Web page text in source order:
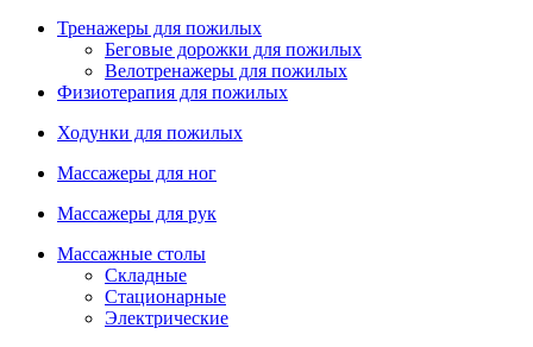
Тренажеры для пожилых
Беговые дорожки для пожилых
Велотренажеры для пожилых
Физиотерапия для пожилых
Ходунки для пожилых
Массажеры для ног
Массажеры для рук
Массажные столы
Складные
Стационарные
Электрические